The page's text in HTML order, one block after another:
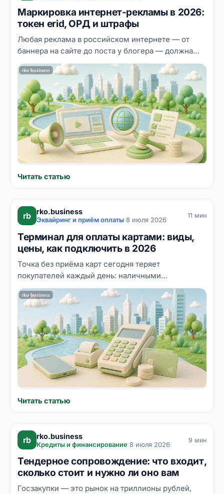
Маркировка интернет-рекламы в 2026:
токен erid, ОРД и штрафы
Любая реклама в российском интернете — от
баннера на сайте до поста у блогера — должна
быть промаркирована: получить токен erid,
пометку «Реклама» и попасть в отчётность. За
пропущенный токен штрафуют и заказчика, и
площадку, причём суммы для компаний
измеряются сотнями тысяч рублей. Разбираем,
как устроена система маркировки, что считается
рекламой, а что нет, и как малому бизнесу
выполнять требования без лишней бюрократии.
Читать статью
rb rko.business
Эквайринг и приём оплаты·8 июля 2026
11 мин
Терминал для оплаты картами: виды,
цены, как подключить в 2026
Точка без приёма карт сегодня теряет
покупателей каждый день: наличными
расплачивается меньшинство, и клиент просто
уходит туда, где «можно картой». Хорошая
новость — терминал давно перестал быть дорогой
игрушкой: есть аренда, бесплатные модели от
банков, приём на обычный смартфон и вовсе
безтерминальные схемы с QR-кодом. Разбираем
виды терминалов, реальные затраты и порядок
подключения шаг за шагом.
Читать статью
rb rko.business
Кредиты и финансирование·8 июля 2026
9 мин
Тендерное сопровождение: что входит,
сколько стоит и нужно ли оно вам
Госзакупки — это рынок на триллионы рублей,